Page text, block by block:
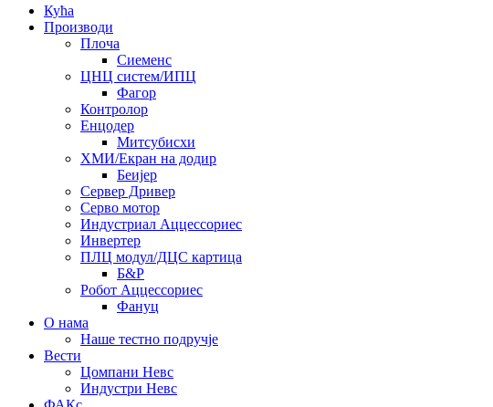
Кућа
Производи
Плоча
Сиеменс
ЦНЦ систем/ИПЦ
Фагор
Контролор
Енцодер
Митсубисхи
ХМИ/Екран на додир
Беијер
Сервер Дривер
Серво мотор
Индустриал Аццессориес
Инвертер
ПЛЦ модул/ДЦС картица
Б&Р
Робот Аццессориес
Фануц
О нама
Наше тестно подручје
Вести
Цомпани Невс
Индустри Невс